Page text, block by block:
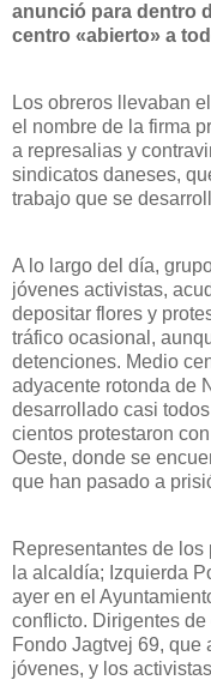
anunció para dentro
centro «abierto» a
Los obreros llevaban
el nombre de la firma
a represalias y
sindicatos daneses,
trabajo que se
A lo largo del día,
jóvenes activistas,
depositar flores y
tráfico ocasional,
detenciones. Medio
adyacente rotonda de
desarrollado casi
cientos protestaron
Oeste, donde se
que han pasado a
Representantes de
la alcaldía; Izquierda
ayer en el
conflicto. Dirigentes de
Fondo Jagtvej 69,
jóvenes, y los